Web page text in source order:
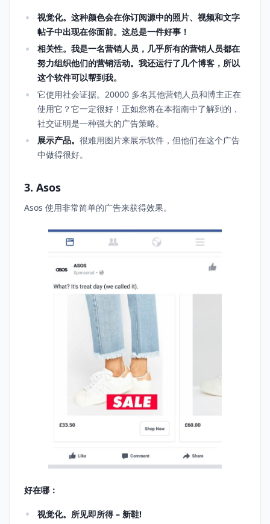
视觉化。这种颜色会在你订阅源中的照片、视频和文字
帖子中出现在你面前。这总是一件好事！
相关性。我是一名营销人员，几乎所有的营销人员都在
努力组织他们的营销活动。我还运行了几个博客，所以
这个软件可以帮到我。
它使用社会证据。20000 多名其他营销人员和博主正在
使用它？它一定很好！正如您将在本指南中了解到的，
社交证明是一种强大的广告策略。
展示产品。 很难用图片来展示软件，但他们在这个广告
中做得很好。
3. Asos
Asos 使用非常简单的广告来获得效果。
好在哪：
视觉化。所见即所得 – 新鞋!